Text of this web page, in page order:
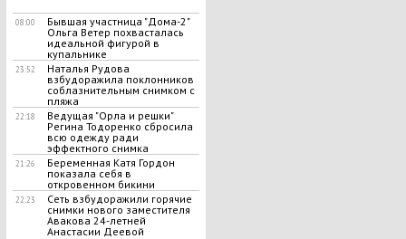
08:00
Бывшая участница "Дома-2"
Ольга Ветер похвасталась
идеальной фигурой в
купальнике
23:52
Наталья Рудова
взбудоражила поклонников
соблазнительным снимком с
пляжа
22:18
Ведущая "Орла и решки"
Регина Тодоренко сбросила
всю одежду ради
эффектного снимка
21:26
Беременная Катя Гордон
показала себя в
откровенном бикини
22:23
Сеть взбудоражили горячие
снимки нового заместителя
Авакова 24-летней
Анастасии Деевой